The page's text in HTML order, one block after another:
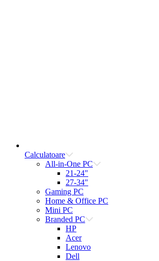
Calculatoare
All-in-One PC
21-24"
27-34"
Gaming PC
Home & Office PC
Mini PC
Branded PC
HP
Acer
Lenovo
Dell